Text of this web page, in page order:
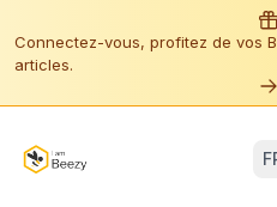
Connectez-vous, profitez de vos
articles.